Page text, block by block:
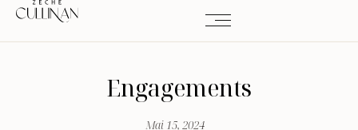
Engagements
Mai 15, 2024